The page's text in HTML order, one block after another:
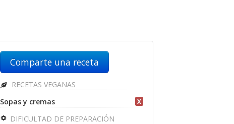
Comparte una receta
RECETAS VEGANAS
Sopas y cremas
X
DIFICULTAD DE PREPARACIÓN